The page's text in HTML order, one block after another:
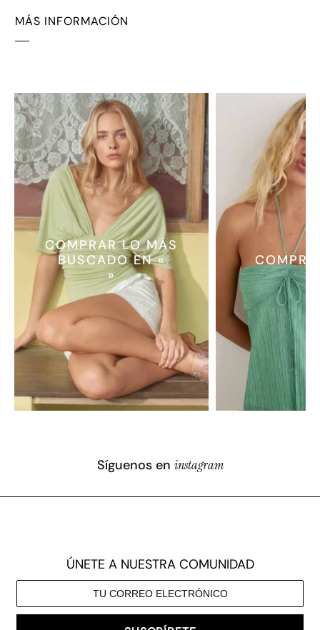
MÁS INFORMACIÓN
COMPRAR LO MÁS
BUSCADO EN «
»
Síguenos en instagram
ÚNETE A NUESTRA COMUNIDAD